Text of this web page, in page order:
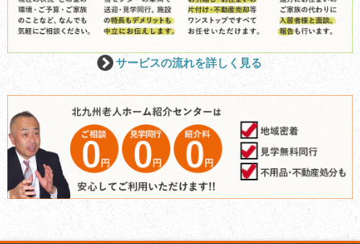
サービスの流れを詳しく見る